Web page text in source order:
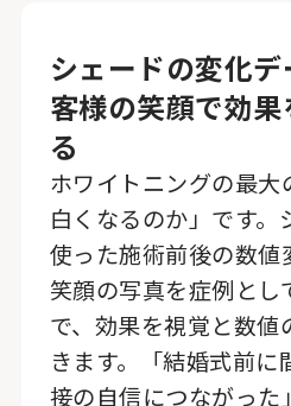
シェードの変化
客様の笑顔で効
る
ホワイトニングの最大
白くなるのか」です。
使った施術前後の数値
笑顔の写真を症例とし
で、効果を視覚と数値
きます。「結婚式前に
接の自信につながった